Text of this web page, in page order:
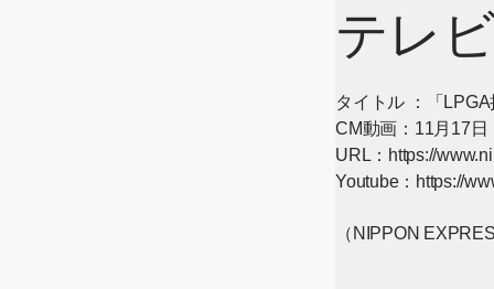
テレ
タイトル ：「
CM動画：11月17日
URL： https://
Youtube： https://
（NIPPON